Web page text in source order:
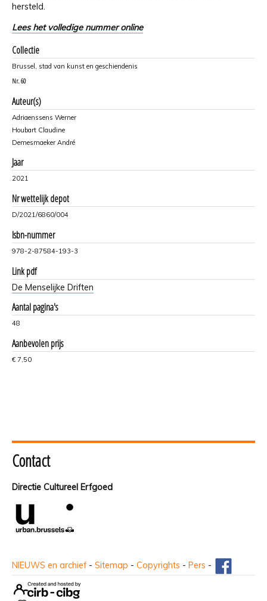
hersteld.
Lees het volledige nummer online
Collectie
Brussel, stad van kunst en geschiendenis
Nr. 60
Auteur(s)
Adriaenssens Werner
Houbart Claudine
Demesmaeker André
Jaar
2021
Nr wettelijk depot
D/2021/6860/004
Isbn-nummer
978-2-87584-193-3
Link pdf
De Menselijke Driften
Aantal pagina's
48
Aanbevolen prijs
€ 7,50
Contact
Directie Cultureel Erfgoed
NIEUWS en archief - Sitemap - Copyrights - Pers -